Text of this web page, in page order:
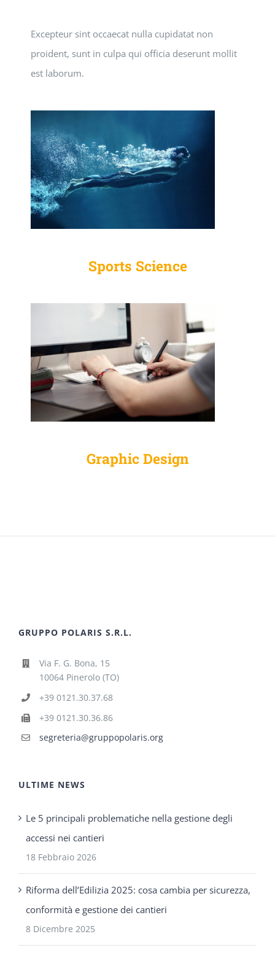
Excepteur sint occaecat nulla cupidatat non
proident, sunt in culpa qui officia deserunt mollit
est laborum.
Sports Science
Graphic Design
GRUPPO POLARIS S.R.L.
Via F. G. Bona, 15
10064 Pinerolo (TO)
+39 0121.30.37.68
+39 0121.30.36.86
segreteria@gruppopolaris.org
ULTIME NEWS
Le 5 principali problematiche nella gestione degli
accessi nei cantieri
18 Febbraio 2026
Riforma dell’Edilizia 2025: cosa cambia per sicurezza,
conformità e gestione dei cantieri
8 Dicembre 2025